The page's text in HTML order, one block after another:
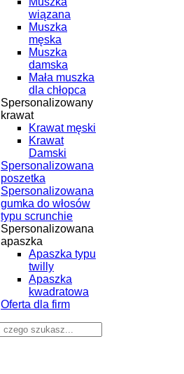
wiązana
Muszka
męska
Muszka
damska
Mała muszka
dla chłopca
Spersonalizowany
krawat
Krawat męski
Krawat
Damski
Spersonalizowana
poszetka
Spersonalizowana
gumka do włosów
typu scrunchie
Spersonalizowana
apaszka
Apaszka typu
twilly
Apaszka
kwadratowa
Oferta dla firm